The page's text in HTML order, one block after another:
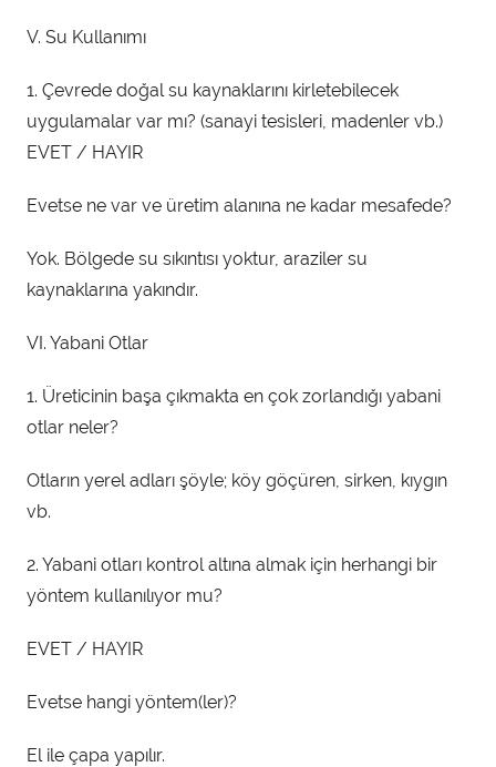
V. Su Kullanımı
1. Çevrede doğal su kaynaklarını kirletebilecek
uygulamalar var mı? (sanayi tesisleri, madenler vb.)
EVET / HAYIR
Evetse ne var ve üretim alanına ne kadar mesafede?
Yok. Bölgede su sıkıntısı yoktur, araziler su
kaynaklarına yakındır.
VI. Yabani Otlar
1. Üreticinin başa çıkmakta en çok zorlandığı yabani
otlar neler?
Otların yerel adları şöyle; köy göçüren, sirken, kıygın
vb.
2. Yabani otları kontrol altına almak için herhangi bir
yöntem kullanılıyor mu?
EVET / HAYIR
Evetse hangi yöntem(ler)?
El ile çapa yapılır.